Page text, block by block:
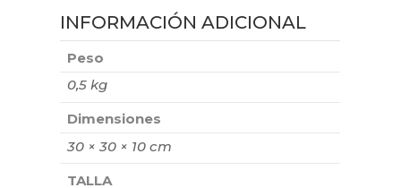
INFORMACIÓN ADICIONAL
Peso
0,5 kg
Dimensiones
30 × 30 × 10 cm
TALLA